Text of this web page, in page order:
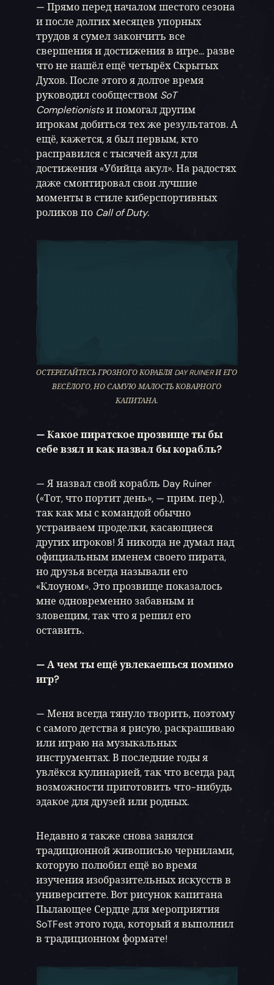
— Прямо перед началом шестого сезона
и после долгих месяцев упорных
трудов я сумел закончить все
свершения и достижения в игре… разве
что не нашёл ещё четырёх Скрытых
Духов. После этого я долгое время
руководил сообществом SoT
Completionistsи помогал другим
игрокам добиться тех же результатов. А
ещё, кажется, я был первым, кто
расправился с тысячей акул для
достижения «Убийца акул». На радостях
даже смонтировал свои лучшие
моменты в стиле киберспортивных
роликов по Call of Duty.
ОСТЕРЕГАЙТЕСЬ ГРОЗНОГО КОРАБЛЯ DAY RUINER И ЕГО
ВЕСЁЛОГО, НО САМУЮ МАЛОСТЬ КОВАРНОГО
КАПИТАНА.
— Какое пиратское прозвище ты бы
себе взял и как назвал бы корабль?
— Я назвал свой корабль Day Ruiner
(«Тот, что портит день», — прим. пер.),
так как мы с командой обычно
устраиваем проделки, касающиеся
других игроков! Я никогда не думал над
официальным именем своего пирата,
но друзья всегда называли его
«Клоуном». Это прозвище показалось
мне одновременно забавным и
зловещим, так что я решил его
оставить.
— А чем ты ещё увлекаешься помимо
игр?
— Меня всегда тянуло творить, поэтому
с самого детства я рисую, раскрашиваю
или играю на музыкальных
инструментах. В последние годы я
увлёкся кулинарией, так что всегда рад
возможности приготовить что-нибудь
эдакое для друзей или родных.
Недавно я также снова занялся
традиционной живописью чернилами,
которую полюбил ещё во время
изучения изобразительных искусств в
университете. Вот рисунок капитана
Пылающее Сердце для мероприятия
SoTFest этого года, который я выполнил
в традиционном формате!